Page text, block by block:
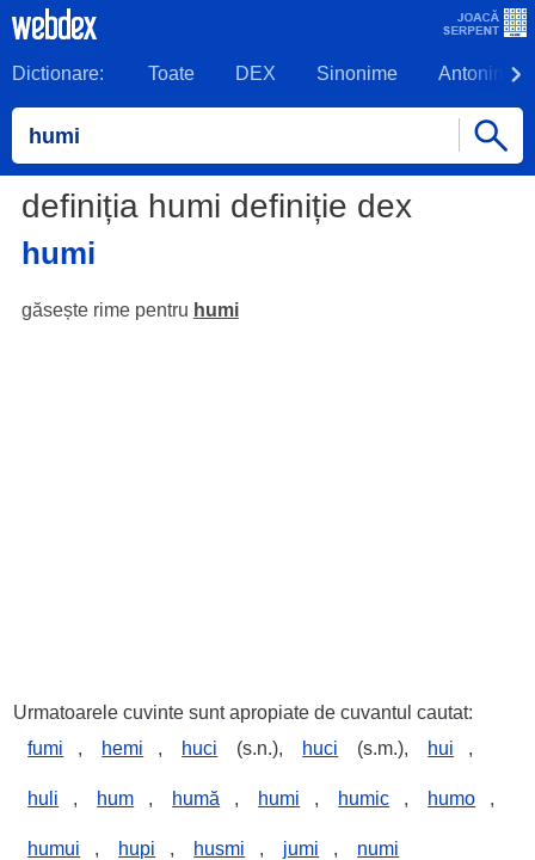
Dictionare: Toate DEX Sinonime Antonime
definiția humi definiție dex
humi
găsește rime pentru humi
Urmatoarele cuvinte sunt apropiate de cuvantul cautat:
fumi
, hemi , huci (s.n.), huci (s.m.), hui ,
huli , hum , humă , humi , humic , humo ,
humui , hupi , husmi , jumi , numi